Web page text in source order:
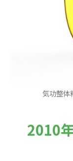
気功整体
2010